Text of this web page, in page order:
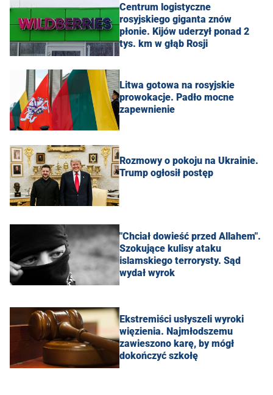
Centrum logistyczne
rosyjskiego giganta znów
płonie. Kijów uderzył ponad 2
tys. km w głąb Rosji
Litwa gotowa na rosyjskie
prowokacje. Padło mocne
zapewnienie
Rozmowy o pokoju na Ukrainie.
Trump ogłosił postęp
"Chciał dowieść przed Allahem".
Szokujące kulisy ataku
islamskiego terrorysty. Sąd
wydał wyrok
Ekstremiści usłyszeli wyroki
więzienia. Najmłodszemu
zawieszono karę, by mógł
dokończyć szkołę